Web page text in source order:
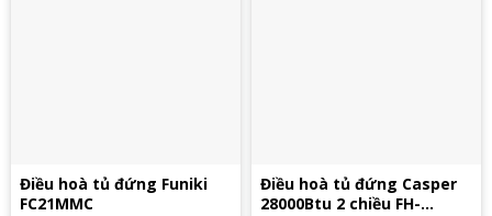
Điều hoà tủ đứng Funiki
FC21MMC
Điều hoà tủ đứng Casper
28000Btu 2 chiều FH-